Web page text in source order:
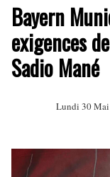
Bayern
exigences
Sadio Mané
Lundi 30